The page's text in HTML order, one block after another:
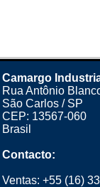
Camargo
Rua Antônio
São Carlos / SP
CEP: 13567-060
Brasil
Contacto:
Ventas: +55 (16)